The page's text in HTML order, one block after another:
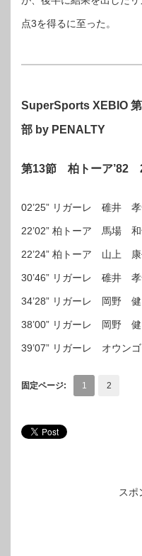
点3を得るに至った。
SuperSports XEBIO
部 by PENALTY
第13節 柏トーア’82
02’25” リガーレ 碓井 孝
22’02” 柏トーア 馬場 和
22’24” 柏トーア 山上 康
30’46” リガーレ 碓井 孝
34’28” リガーレ 岡野 健
38’00” リガーレ 岡野 健
39’07” リガーレ オウン
固定ページ: 1 2
スポ